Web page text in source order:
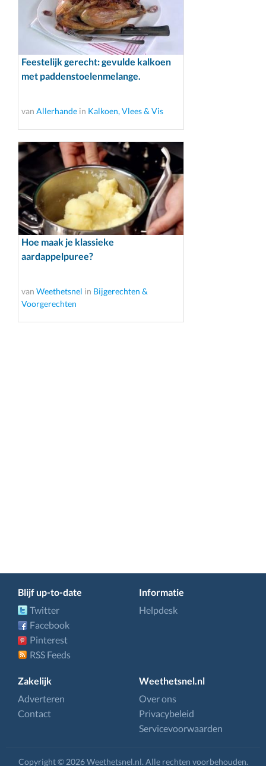
Feestelijk gerecht: gevulde kalkoen
met paddenstoelenmelange.
van Allerhande in Kalkoen, Vlees & Vis
Hoe maak je klassieke
aardappelpuree?
van Weethetsnel in Bijgerechten &
Voorgerechten
Blijf up-to-date
Twitter
Facebook
Pinterest
RSS Feeds
Informatie
Helpdesk
Zakelijk
Adverteren
Contact
Weethetsnel.nl
Over ons
Privacybeleid
Servicevoorwaarden
Copyright © 2026 Weethetsnel.nl. Alle rechten voorbehouden.